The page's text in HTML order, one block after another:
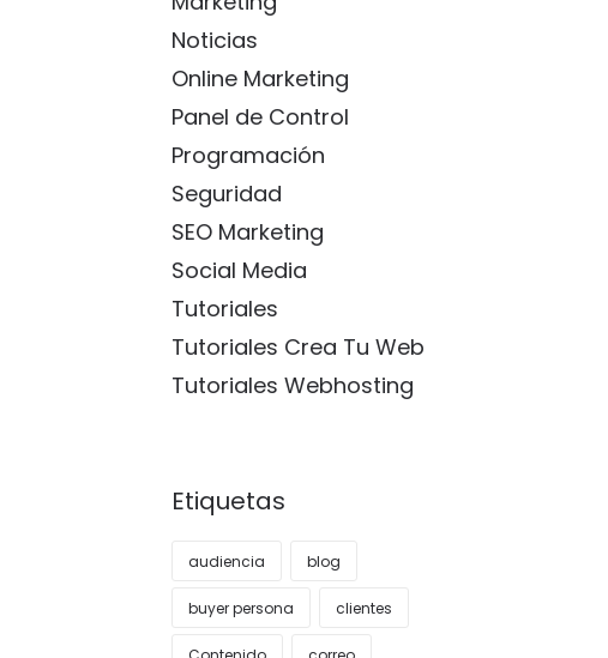
Noticias
Online Marketing
Panel de Control
Programación
Seguridad
SEO Marketing
Social Media
Tutoriales
Tutoriales Crea Tu Web
Tutoriales Webhosting
Etiquetas
audiencia blog
buyer persona clientes